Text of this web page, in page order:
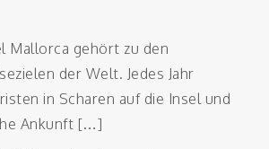
Mallorca gehört zu den
der Welt. Jedes Jahr
in Scharen auf die Insel und
Ankunft […]